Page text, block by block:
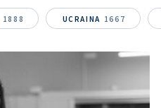
1888 UCRAINA 1667